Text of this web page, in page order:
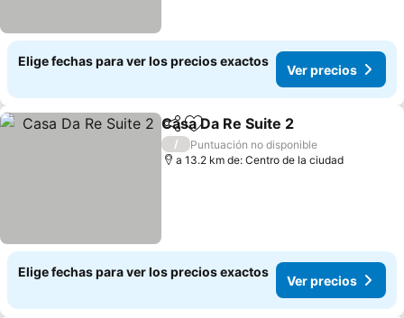
Elige fechas para ver los precios exactos
Ver precios
CompartirAgregar a favoritos
Casa Da Re Suite 2
/
Puntuación no disponible
a 13.2 km de: Centro de la ciudad
Elige fechas para ver los precios exactos
Ver precios